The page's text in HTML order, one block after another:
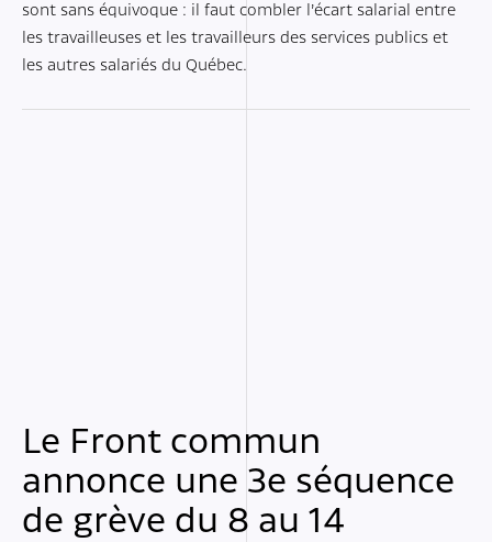
sont sans équivoque : il faut combler l’écart salarial entre
les travailleuses et les travailleurs des services publics et
les autres salariés du Québec.
Le Front commun
annonce une 3e séquence
de grève du 8 au 14